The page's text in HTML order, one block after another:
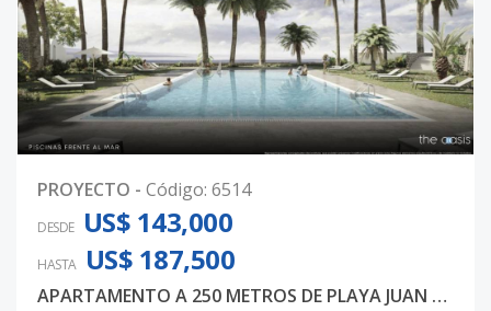
PROYECTO - Código: 6514
DESDE US$ 143,000
HASTA US$ 187,500
APARTAMENTO A 250 METROS DE PLAYA JUAN DOLIO